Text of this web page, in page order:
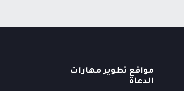
مواقع تطوير مهارات
الدعاة